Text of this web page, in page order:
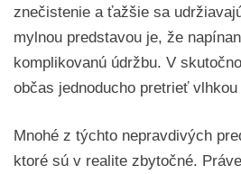
znečistenie a ťažšie sa
mylnou predstavou je, že
komplikovanú údržbu. V
občas jednoducho pretrieť
Mnohé z týchto nepravdivých
ktoré sú v realite zbytočné.